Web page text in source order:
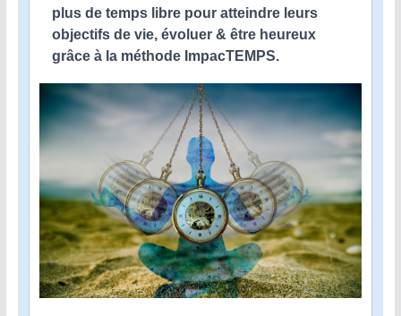
plus de temps libre pour atteindre leurs
objectifs de vie, évoluer & être heureux
grâce à la méthode ImpacTEMPS.